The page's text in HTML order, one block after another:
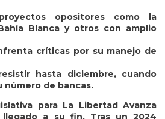
opositores como la
Blanca y otros con amplio
críticas por su manejo de
hasta diciembre, cuando
número de bancas.
para La Libertad Avanza
llegado a su fin. Tras un 2024